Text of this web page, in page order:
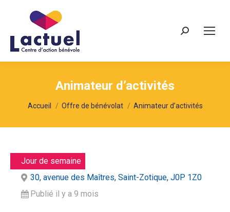
Recherche
Animateur d’activités
Vous êtes ici :
Accueil Offre de bénévolat Animateur d’activités
Jour de semaine
30, avenue des Maîtres, Saint-Zotique, J0P 1Z0
Publié il y a 9 mois